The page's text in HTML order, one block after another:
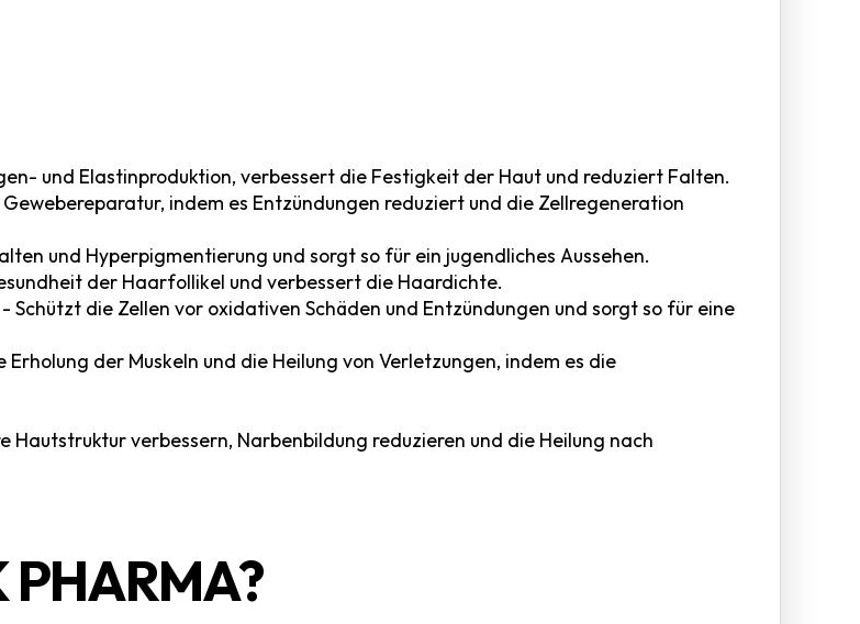
und Elastinproduktion, verbessert die Festigkeit der Haut und reduziert Falten.
indem es Entzündungen reduziert und die Zellregeneration
und Hyperpigmentierung und sorgt so für ein jugendliches Aussehen.
der Haarfollikel und verbessert die Haardichte.
- Schützt die Zellen vor oxidativen Schäden und Entzündungen und sorgt so für eine
der Muskeln und die Heilung von Verletzungen, indem es die
verbessern, Narbenbildung reduzieren und die Heilung nach